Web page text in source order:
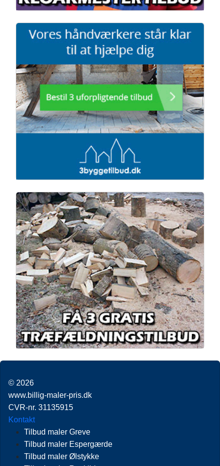
© 2026
www.billig-maler-pris.dk
CVR-nr. 31135915
Kontakt
Tilbud maler Greve
Tilbud maler Espergærde
Tilbud maler Ølstykke